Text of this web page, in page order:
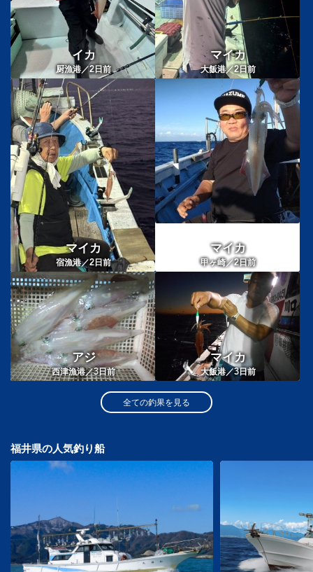
イカ
厨漁港／2 日前
マイカ
大飯港／2日前
マイカ
宿漁港／2 日前
マイカ
甲ヶ崎／2日前
アジ
西津漁港／3日前
マイカ
大飯港／3日前
全ての釣果を見る
福井県の人気釣り船